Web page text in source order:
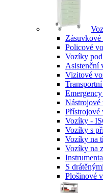
Policové
Vozíky
Asistenční
Vizitové
Přístrojové
Vozíky -
Vozíky s
Vozíky na
Vozíky na
S
Plošinové